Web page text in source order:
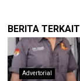
BERITA TERKAIT
Advertorial